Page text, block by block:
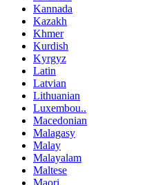
Kannada
Kazakh
Khmer
Kurdish
Kyrgyz
Latin
Latvian
Lithuanian
Luxembou..
Macedonian
Malagasy
Malay
Malayalam
Maltese